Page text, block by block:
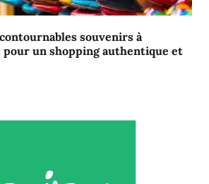
souvenirs à
pour un shopping authentique et